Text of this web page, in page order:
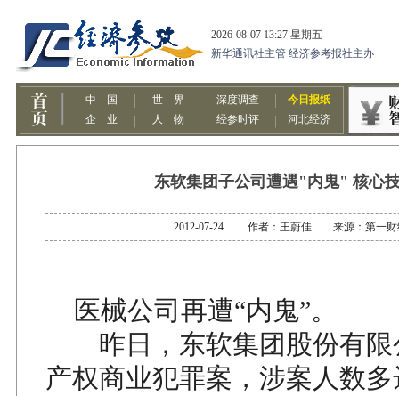
东软集团子公司遭遇"内鬼" 核心
2012-07-24 作者：王蔚佳 来源：第一财
医械公司再遭“内鬼”。
昨日，东软集团股份有限
产权商业犯罪案，涉案人数